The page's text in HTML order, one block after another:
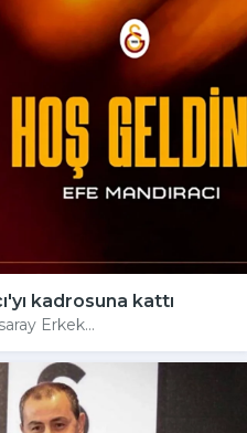
kadrosuna kattı
Erkek...